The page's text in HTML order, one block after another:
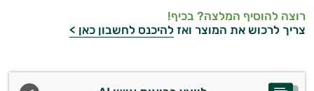
רוצה להוסיף המלצה? בכיף!
צריך לרכוש את המוצר ואז להיכנס לחשבון כאן >